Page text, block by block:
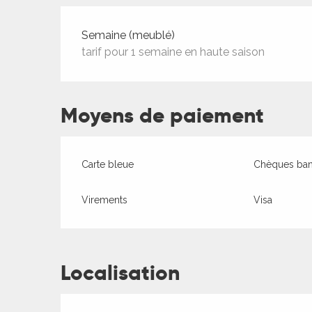
Tarifs 2026
Semaine (meublé)
tarif pour 1 semaine en haute saison
Moyens de paiement
Carte bleue Chèques
Virements Visa
Localisation